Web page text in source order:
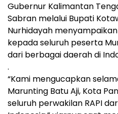
Gubernur Kalimantan
Sabran melalui Bupati
Nurhidayah
kepada seluruh peserta
dari berbagai daerah di
.
“Kami mengucapkan
Marunting Batu Aji, Kota
seluruh perwakilan RAPI